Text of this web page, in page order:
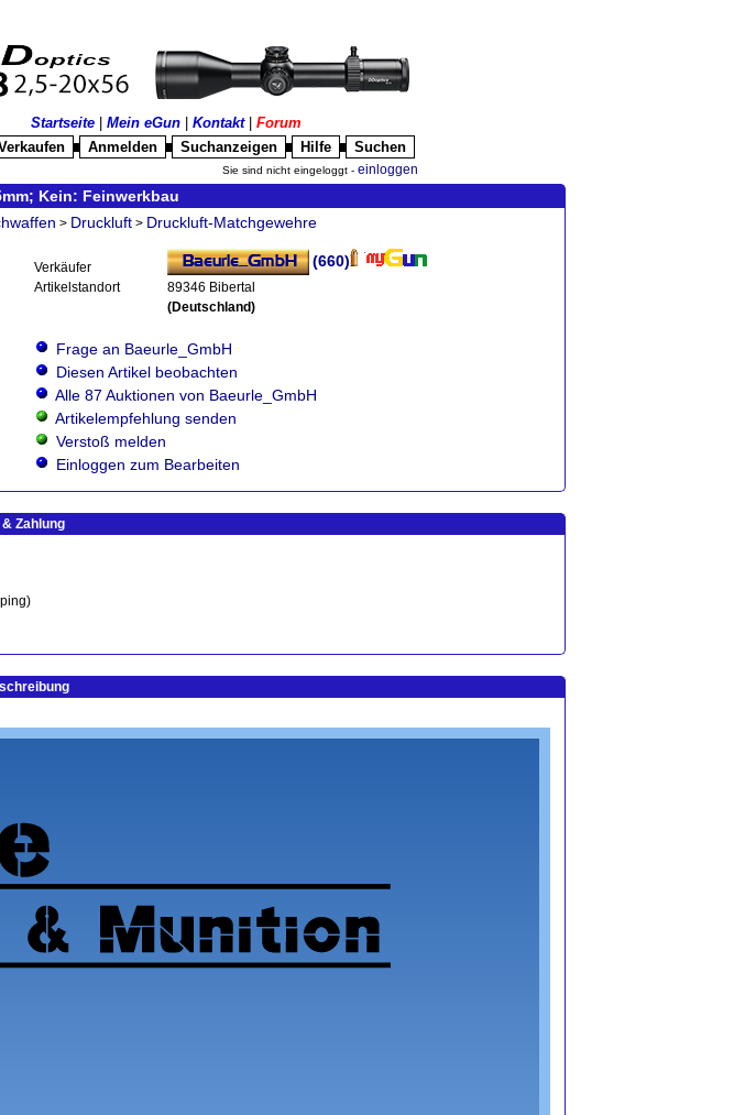
Startseite Mein eGun Kontakt| Forum
Anmelden Suchanzeigen Hilfe Suchen
Sie sind nicht eingeloggt - einloggen
Kein: Feinwerkbau
> Druckluft> Druckluft-Matchgewehre
Verkäufer (660)
Artikelstandort
89346 Bibertal
(Deutschland)
Frage an Baeurle_GmbH
Diesen Artikel beobachten
Alle 87 Auktionen von Baeurle_GmbH
Artikelempfehlung senden
Verstoß melden
Einloggen zum Bearbeiten
Zahlung